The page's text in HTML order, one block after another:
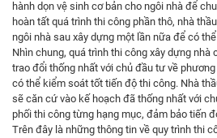
hành dọn vệ sinh cơ bản cho ngôi nhà để
hoàn tất quá trình thi công phần thô, nhà
ngôi nhà sau xây dựng một lần nữa để có
Nhìn chung, quá trình thi công xây dựng
trao đổi thống nhất với chủ đầu tư về
có thể kiểm soát tốt tiến độ thi công. Nhà
sẽ căn cứ vào kế hoạch đã thống nhất với
phối thi công từng hạng mục, đảm bảo tiến
Trên đây là những thông tin về quy trình thi